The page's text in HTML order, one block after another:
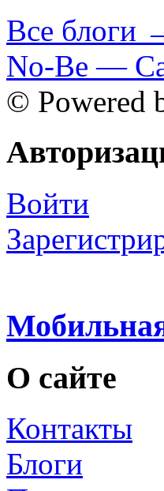
Все блоги
No-Be —
© Powered
Войти
О сайте
Контакты
Блоги